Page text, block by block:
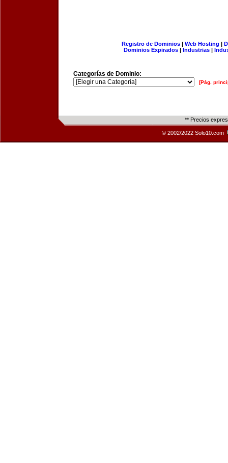
Registro de Dominios| Web Hosting |
Dominios Expirados | Industrias |
Categorías de Dominio:
[Pág.
** Precios
© 2002/2022 Solo10.com